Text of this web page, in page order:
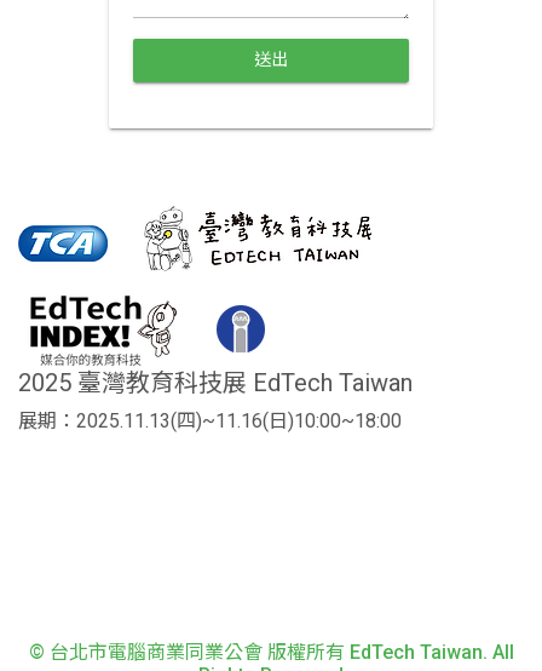
送出
2025 臺灣教育科技展 EdTech Taiwan
展期：2025.11.13(四)~11.16(日)10:00~18:00
© 台北市電腦商業同業公會 版權所有 EdTech Taiwan. All